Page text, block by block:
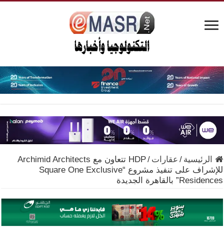
الرئيسية / عقارات /
HDP تتعاون مع Archimid Architects
للإشراف على تنفيذ مشروع “Square One Exclusive
Residences” بالقاهرة الجديدة